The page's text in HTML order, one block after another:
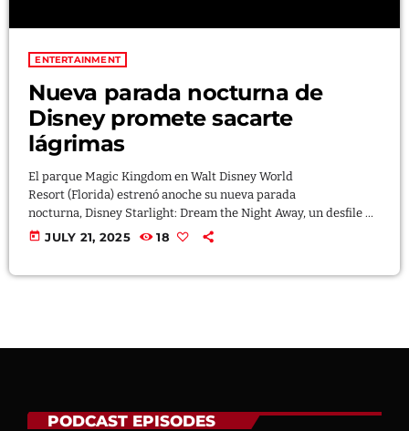
ENTERTAINMENT
Nueva parada nocturna de
Disney promete sacarte
lágrimas
El parque Magic Kingdom en Walt Disney World
Resort (Florida) estrenó anoche su nueva parada
nocturna, Disney Starlight: Dream the Night Away, un desfile de
carrozas, luces y personajes que promete convertirse en una
today JULY 21, 2025 18
PODCAST EPISODES